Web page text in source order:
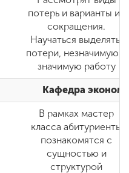
потерь и варианты их
сокращения.
Научаться выделять:
потери, незначимую и
значимую работу
Кафедра
В рамках мастер
класса абитуриенты
познакомятся с
сущностью и
структурой